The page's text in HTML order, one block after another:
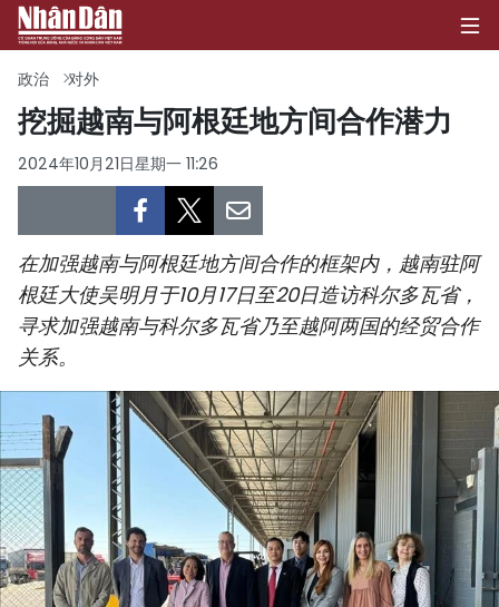
首页
政治
经济
社会
文化
体育
旅游
政治 对外
挖掘越南与阿根廷地方间合作潜力
2024年10月21日星期一 11:26
在加强越南与阿根廷地方间合作的框架内，越南驻阿
根廷大使吴明月于10月17日至20日造访科尔多瓦省，
寻求加强越南与科尔多瓦省乃至越阿两国的经贸合作
关系。